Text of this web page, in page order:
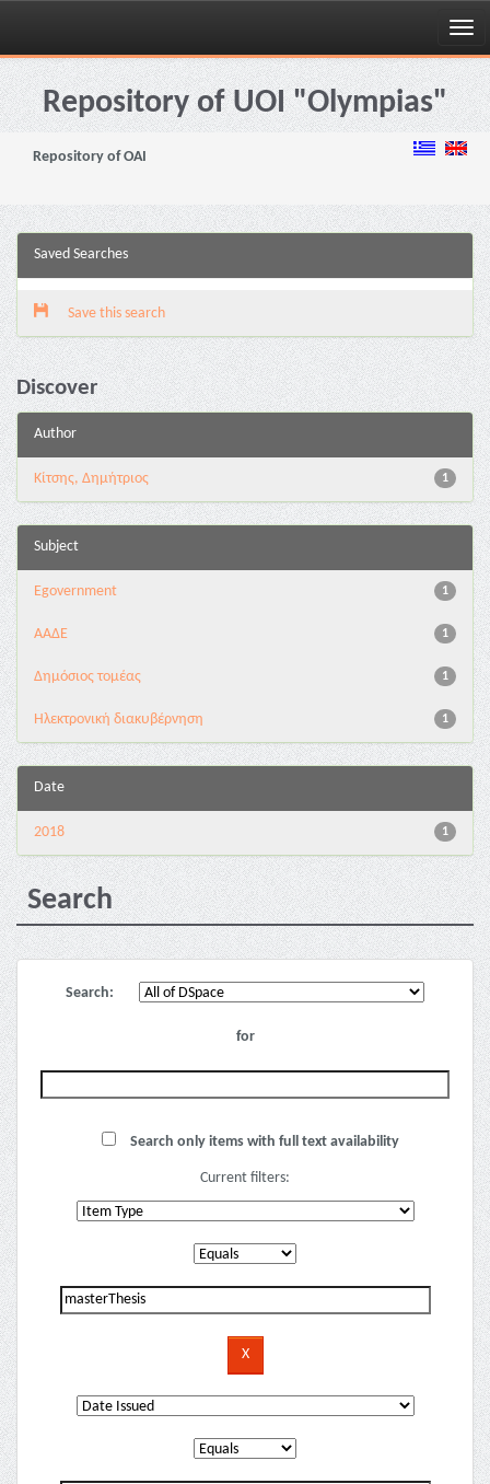
Skip
navigationRepository of UOI "Olympias"
Repository of OAI
Saved Searches
Save this search
Discover
Author
1
Κίτσης, Δημήτριος
Subject
1
Egovernment
1
ΑΑΔΕ
1
Δημόσιος τομέας
1
Ηλεκτρονική διακυβέρνηση
Date
1
2018
Search
Search:
for
Search only items with full text availability
Current filters: